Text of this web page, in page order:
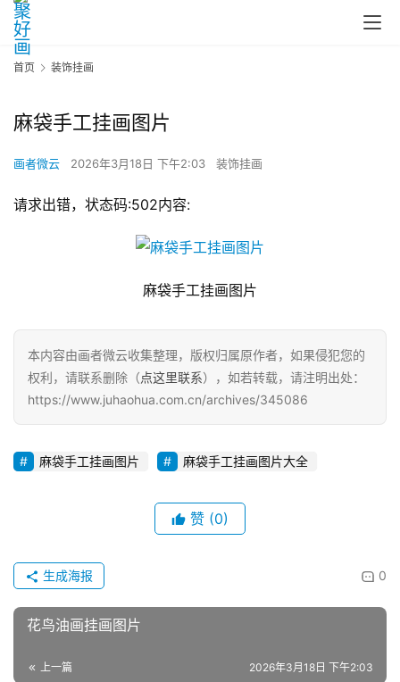
首页 装饰挂画
麻袋手工挂画图片
画者微云 2026年3月18日 下午2:03 装饰挂画
请求出错，状态码:502内容:
麻袋手工挂画图片
本内容由画者微云收集整理，版权归属原作者，如果侵犯您的
权利，请联系删除（点这里联系），如若转载，请注明出处：
https://www.juhaohua.com.cn/archives/345086
麻袋手工挂画图片 麻袋手工挂画图片大全
赞 (0)
0
生成海报
花鸟油画挂画图片
上一篇 2026年3月18日 下午2:03